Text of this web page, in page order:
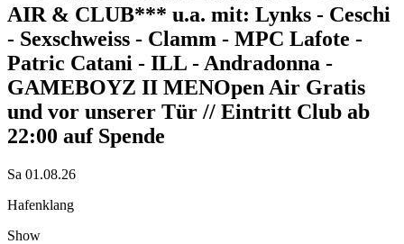
AIR & CLUB*** u.a. mit: Lynks - Ceschi
- Sexschweiss - Clamm - MPC Lafote -
Patric Catani - ILL - Andradonna -
GAMEBOYZ II MENOpen Air Gratis
und vor unserer Tür // Eintritt Club ab
22:00 auf Spende
Sa 01.08.26
Hafenklang
Show